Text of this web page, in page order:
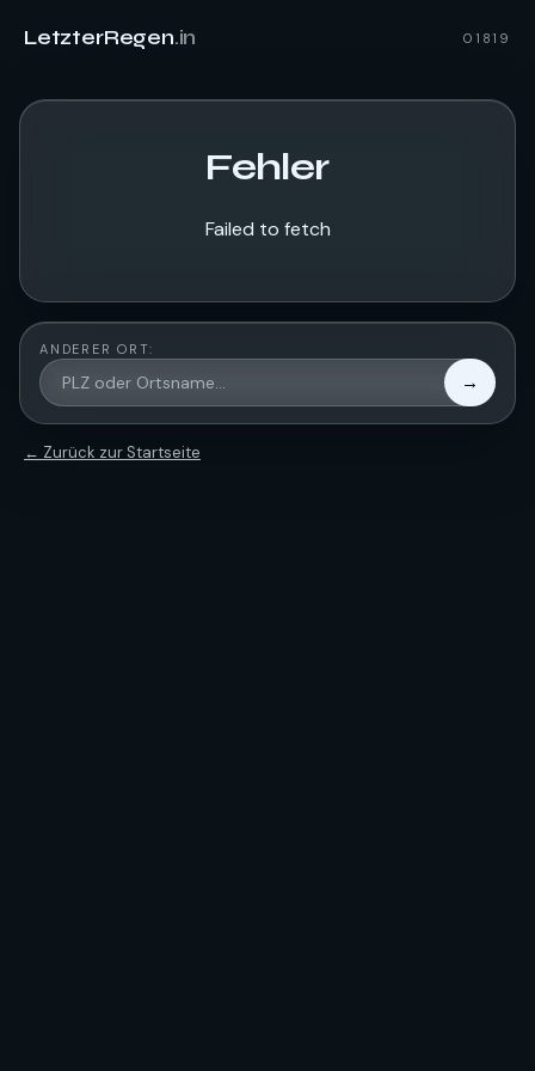
LetzterRegen.in 01819
Fehler
Failed to fetch
ANDERER ORT:
→
← Zurück zur Startseite